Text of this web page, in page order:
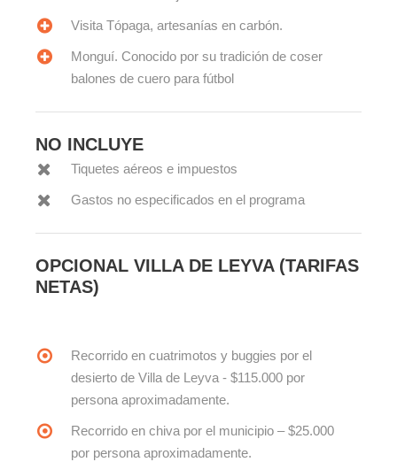
Visita Tópaga, artesanías en carbón.
Monguí. Conocido por su tradición de coser
balones de cuero para fútbol
NO INCLUYE
Tiquetes aéreos e impuestos
Gastos no especificados en el programa
OPCIONAL VILLA DE LEYVA (TARIFAS
NETAS)
Recorrido en cuatrimotos y buggies por el
desierto de Villa de Leyva - $115.000 por
persona aproximadamente.
Recorrido en chiva por el municipio – $25.000
por persona aproximadamente.